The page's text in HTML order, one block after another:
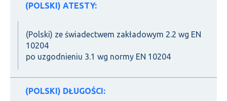
(POLSKI) ATESTY:
(Polski) ze świadectwem zakładowym 2.2 wg EN
10204
po uzgodnieniu 3.1 wg normy EN 10204
(POLSKI) DŁUGOŚCI: